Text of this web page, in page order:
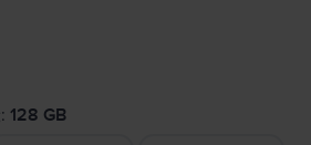
128 GB